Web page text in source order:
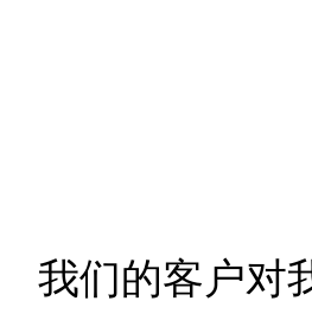
我们的客户对